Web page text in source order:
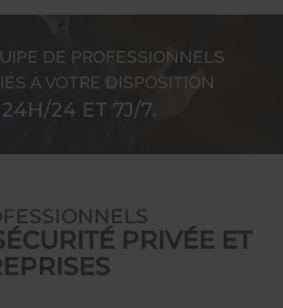
DE PROFESSIONNELS
À VOTRE DISPOSITION
24H/24 ET 7J/7.
PRIVÉE ET